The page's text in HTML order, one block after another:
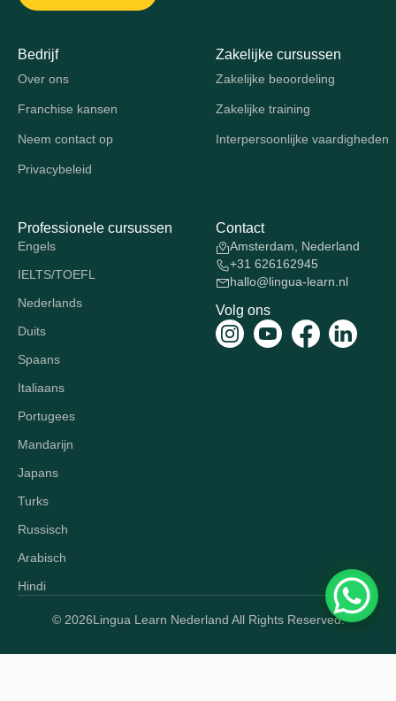
Bedrijf
Over ons
Franchise kansen
Neem contact op
Privacybeleid
Zakelijke cursussen
Zakelijke beoordeling
Zakelijke training
Interpersoonlijke vaardigheden
Professionele cursussen
Engels
IELTS/TOEFL
Nederlands
Duits
Spaans
Italiaans
Portugees
Mandarijn
Japans
Turks
Russisch
Arabisch
Hindi
Contact
Amsterdam, Nederland
+31 626162945
hallo@lingua-learn.nl
Volg ons
© 2026Lingua Learn Nederland All Rights Reserved.